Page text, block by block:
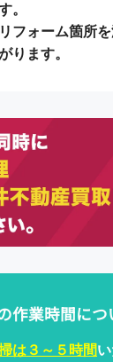
。
フォーム箇所
ります。
作業時間につ
は３～５時間